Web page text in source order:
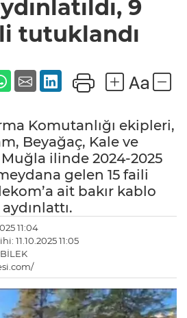
tutuklandı
9
tutuklandı
Komutanlığı ekipleri,
Beyağaç, Kale ve
ilinde 2024-2025
gelen 15 faili
ait bakır kablo
aydınlattı.
11:04
11.10.2025 11:05